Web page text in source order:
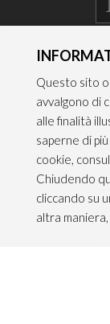
Questo sito
avvalgono di
alle finalità
saperne di
cookie,
Chiudendo
cliccando su
altra